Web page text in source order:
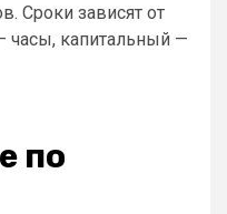
Сроки зависят от
часы, капитальный —
по